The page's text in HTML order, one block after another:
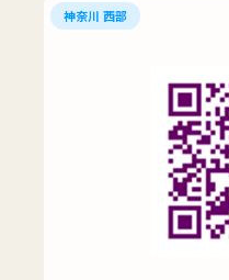
神奈川 西部